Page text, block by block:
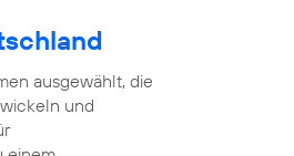
ausgewählt, die
und